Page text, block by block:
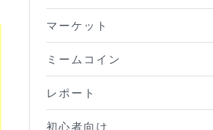
マーケット
ミームコイン
レポート
初心者向け